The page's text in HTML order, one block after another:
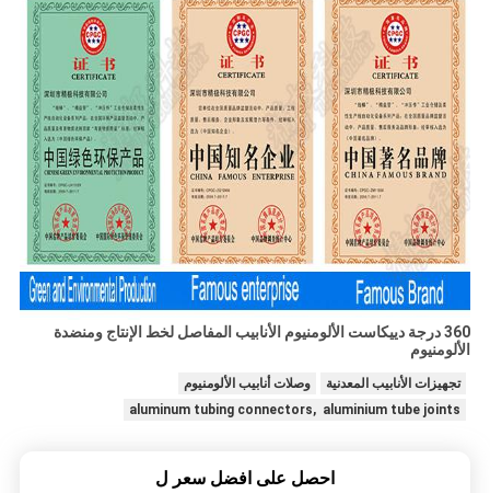
360 درجة دييكاست الألومنيوم الأنابيب المفاصل لخط الإنتاج ومنضدة
الألومنيوم
تجهيزات الأنابيب المعدنية
وصلات أنابيب الألومنيوم
aluminum tubing connectors, aluminium tube joints
احصل على افضل سعر ل